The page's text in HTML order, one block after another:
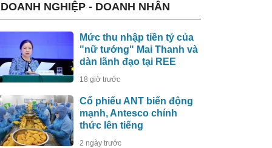
DOANH NGHIỆP - DOANH NHÂN
Mức thu nhập tiền tỷ của
"nữ tướng" Mai Thanh và
dàn lãnh đạo tại REE
18 giờ trước
Cổ phiếu ANT biến động
mạnh, Antesco chính
thức lên tiếng
2 ngày trước